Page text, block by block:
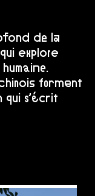
de la
explore
forment
s’écrit